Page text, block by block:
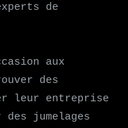
de
aux
des
leur entreprise
jumelages